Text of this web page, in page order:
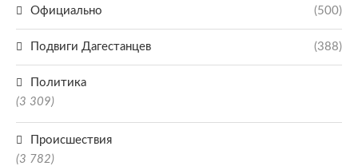
Официально (500)
Подвиги Дагестанцев (388)
Политика
(3 309)
Происшествия
(3 782)